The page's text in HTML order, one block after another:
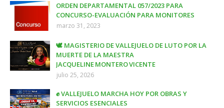
ORDEN DEPARTAMENTAL 057/2023 PARA
CONCURSO-EVALUACIÓN PARA MONITORES
marzo 31, 2023
🕊️ MAGISTERIO DE VALLEJUELO DE LUTO POR LA
MUERTE DE LA MAESTRA
JACQUELINE MONTERO VICENTE
julio 25, 2026
✊ VALLEJUELO MARCHA HOY POR OBRAS Y
SERVICIOS ESENCIALES